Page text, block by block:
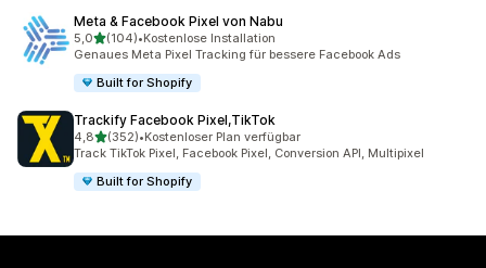
Meta & Facebook Pixel von Nabu
5,0von 5 Sternen
(104)
104 Rezensionen insgesamt
•Kostenlose Installation
Genaues Meta Pixel Tracking für bessere Facebook Ads
Built for Shopify
Trackify Facebook Pixel,TikTok
4,8von 5 Sternen
(352)
352 Rezensionen insgesamt
•Kostenloser Plan verfügbar
Track TikTok Pixel, Facebook Pixel, Conversion API, Multipixel
Built for Shopify